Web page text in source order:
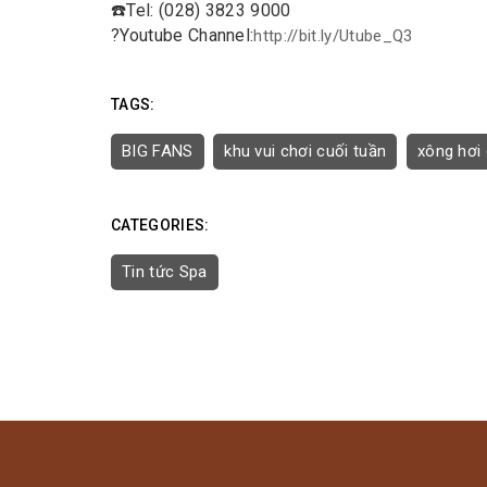
☎️Tel: (028) 3823 9000
?Youtube Channel:http://bit.ly/Utube_Q3
TAGS:
BIG FANS khu vui chơi cuối tuần xông hơi
CATEGORIES:
Tin tức Spa